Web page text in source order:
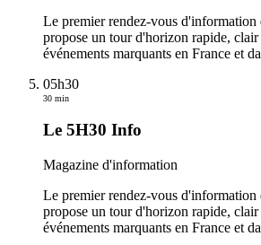
Le premier rendez-vous d'information
propose un tour d'horizon rapide, clair
événements marquants en France et
05h30
30 min
Le 5H30 Info
Magazine d'information
Le premier rendez-vous d'information
propose un tour d'horizon rapide, clair
événements marquants en France et